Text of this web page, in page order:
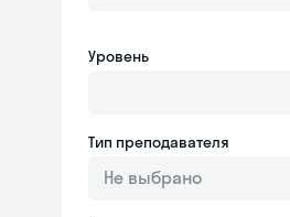
Уровень
Тип преподавателя
Не выбрано